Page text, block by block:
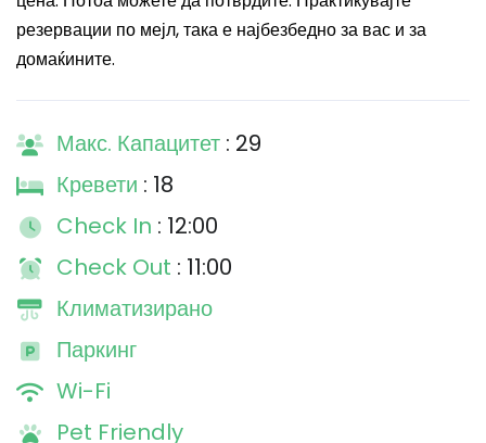
резервации по мејл, така е најбезбедно за вас и за
домаќините.
Макс. Капацитет : 29
Кревети : 18
Check In : 12:00
Check Out : 11:00
Климатизирано
Паркинг
Wi-Fi
Pet Friendly